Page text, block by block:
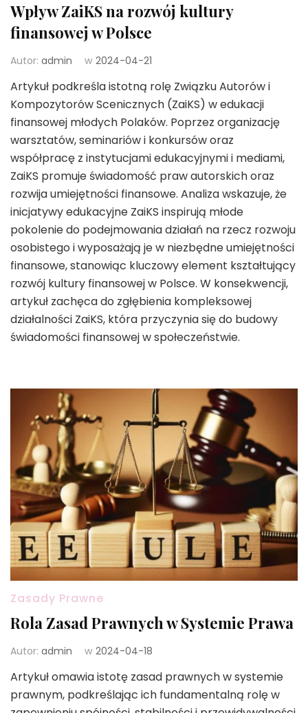
Wpływ ZaiKS na rozwój kultury
finansowej w Polsce
Autor: admin w 2024-04-21
Artykuł podkreśla istotną rolę Związku Autorów i
Kompozytorów Scenicznych (ZaiKS) w edukacji
finansowej młodych Polaków. Poprzez organizację
warsztatów, seminariów i konkursów oraz
współpracę z instytucjami edukacyjnymi i mediami,
ZaiKS promuje świadomość praw autorskich oraz
rozwija umiejętności finansowe. Analiza wskazuje, że
inicjatywy edukacyjne ZaiKS inspirują młode
pokolenie do podejmowania działań na rzecz rozwoju
osobistego i wyposażają je w niezbędne umiejętności
finansowe, stanowiąc kluczowy element kształtujący
rozwój kultury finansowej w Polsce. W konsekwencji,
artykuł zachęca do zgłębienia kompleksowej
działalności ZaiKS, która przyczynia się do budowy
świadomości finansowej w społeczeństwie.
Zasady Prawne
Rola Zasad Prawnych w Systemie Prawa
Autor: admin w 2024-04-18
Artykuł omawia istotę zasad prawnych w systemie
prawnym, podkreślając ich fundamentalną rolę w